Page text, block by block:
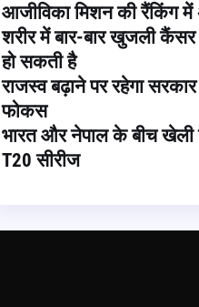
आजीविका मिशन की रैंकिंग में
शरीर में बार-बार खुजली
हो सकती है
राजस्व बढ़ाने पर रहेगा
फोकस
भारत और नेपाल के बीच खेली
T20 सीरीज